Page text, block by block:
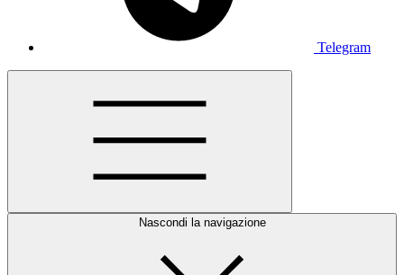
Telegram
Nascondi la navigazione